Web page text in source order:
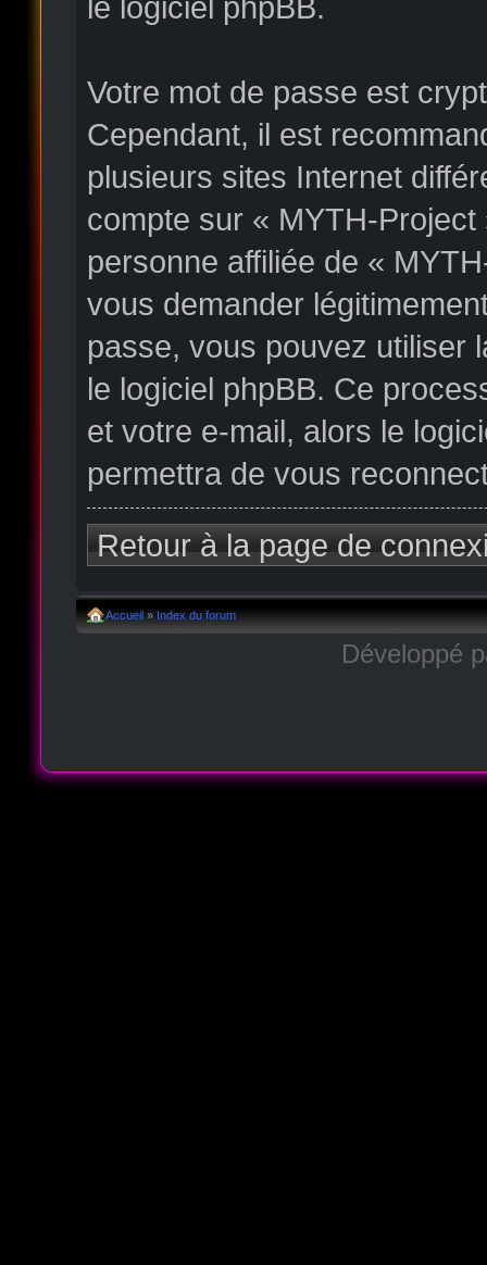
Votre mot de passe est
Cependant, il est
plusieurs sites Internet
compte sur « MYTH-
personne affiliée de «
vous demander
passe, vous pouvez utiliser
le logiciel phpBB. Ce
et votre e-mail, alors le
permettra de vous
Retour à la page de
Accueil » Index du forum
Développé